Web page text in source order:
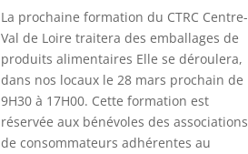
La prochaine formation du CTRC Centre-
Val de Loire traitera des emballages de
produits alimentaires Elle se déroulera,
dans nos locaux le 28 mars prochain de
9H30 à 17H00. Cette formation est
réservée aux bénévoles des associations
de consommateurs adhérentes au